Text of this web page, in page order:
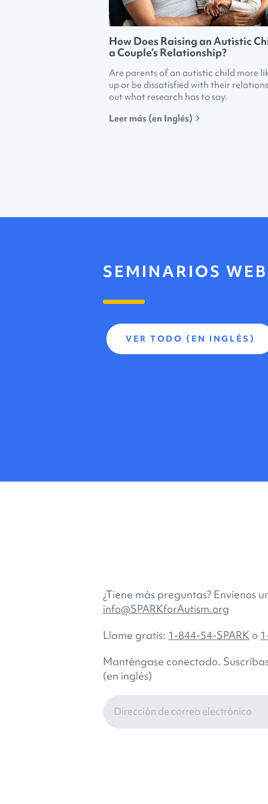
How Does Raising an Autistic
a Couple’s Relationship?
Are parents of an autistic child more
up or be dissatisfied with their
out what research has to say.
Leer más (en Inglés)
SEMINARIOS WEB
VER TODO (EN INGLÉS)
¿Tiene más preguntas? Envíenos
info@SPARKforAutism.org
Llame gratis: 1-844-54-SPARK o
Manténgase conectado.
(en inglés)